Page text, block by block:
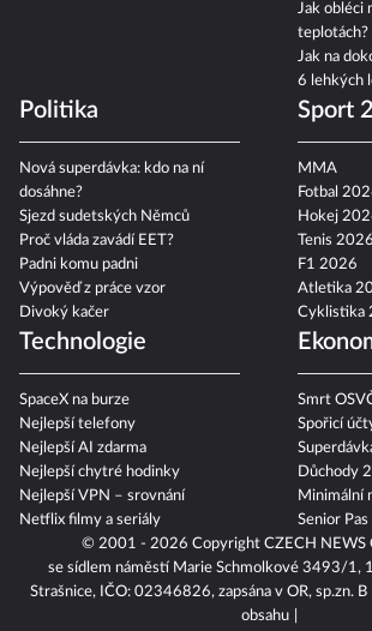
© 2001 - 2026 Copyright CZECH NEWS
se sídlem náměstí Marie Schmolkové 3493/1,
Strašnice, IČO: 02346826, zapsána v OR, sp.zn.
obsahu
Jak obléci
teplotách?
Jak na
6 lehkých
Politika
Nová superdávka: kdo na ní
dosáhne?
Sjezd sudetských Němců
Proč vláda zavádí EET?
Padni komu padni
Výpověď z práce vzor
Divoký kačer
Sport
MMA
Fotbal
Hokej
Tenis 2026
F1 2026
Atletika
Cyklistika
Technologie
SpaceX na burze
Nejlepší telefony
Nejlepší AI zdarma
Nejlepší chytré hodinky
Nejlepší VPN – srovnání
Netflix filmy a seriály
Smrt
Spořicí
Důchody
Minimální
Senior